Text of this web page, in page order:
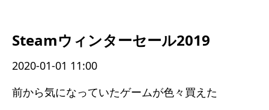
Steamウィンターセール2019
2020-01-01 11:00
前から気になっていたゲームが色々買えた